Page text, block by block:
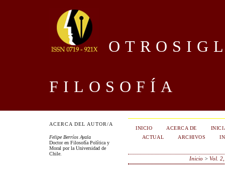
FILOSOFÍA
ACERCA DEL AUTOR/A
Felipe Berríos Ayala
Doctor en Filosofía Política y
Moral por la Universidad de
Chile.
INICIO ACERCA DE
ACTUAL
ARCHIVOS
Inicio >Vol.